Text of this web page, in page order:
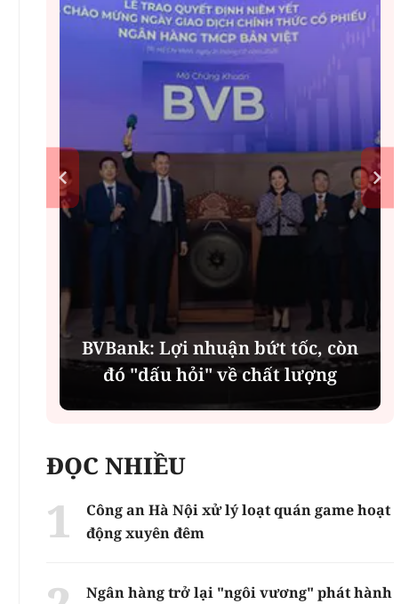
BVBank: Lợi nhuận bứt tốc, còn
đó "dấu hỏi" về chất lượng
ĐỌC NHIỀU
Công an Hà Nội xử lý loạt quán game hoạt
động xuyên đêm
Ngân hàng trở lại "ngôi vương" phát hành